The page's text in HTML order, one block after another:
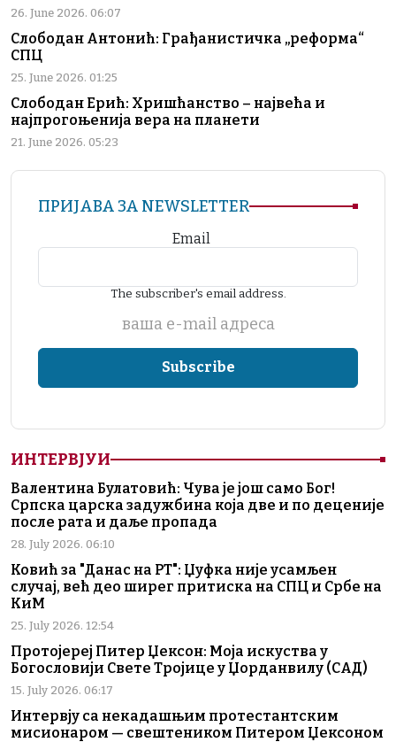
26. June 2026. 06:07
Слободан Антонић: Грађанистичка „реформа“
СПЦ
25. June 2026. 01:25
Слободан Ерић: Хришћанство – највећа и
најпрогоњенија вера на планети
21. June 2026. 05:23
ПРИЈАВА ЗА NEWSLETTER
Email
The subscriber's email address.
ваша е-mail адреса
ИНТЕРВЈУИ
Валентина Булатовић: Чува је још само Бог!
Српска царска задужбина која две и по деценије
после рата и даље пропада
28. July 2026. 06:10
Ковић за "Данас на РТ": Џуфка није усамљен
случај, већ део ширег притиска на СПЦ и Србе на
КиМ
25. July 2026. 12:54
Протојереј Питер Џексон: Моја искуства у
Богословији Свете Тројице у Џорданвилу (САД)
15. July 2026. 06:17
Интервју са некадашњим протестантским
мисионаром — свештеником Питером Џексоном